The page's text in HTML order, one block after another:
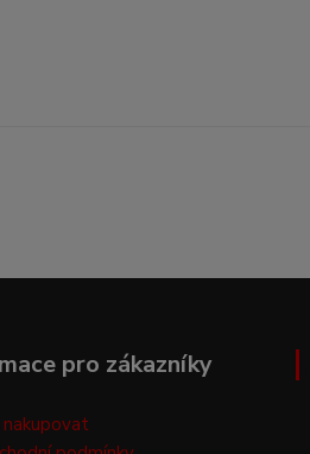
pro zákazníky
nakupovat